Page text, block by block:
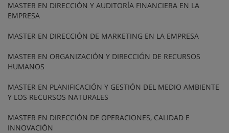
MASTER EN DIRECCIÓN Y AUDITORÍA FINANCIERA EN LA
EMPRESA
MASTER EN DIRECCIÓN DE MARKETING EN LA EMPRESA
MASTER EN ORGANIZACIÓN Y DIRECCIÓN DE RECURSOS
HUMANOS
MASTER EN PLANIFICACIÓN Y GESTIÓN DEL MEDIO AMBIENTE
Y LOS RECURSOS NATURALES
MASTER EN DIRECCIÓN DE OPERACIONES, CALIDAD E
INNOVACIÓN